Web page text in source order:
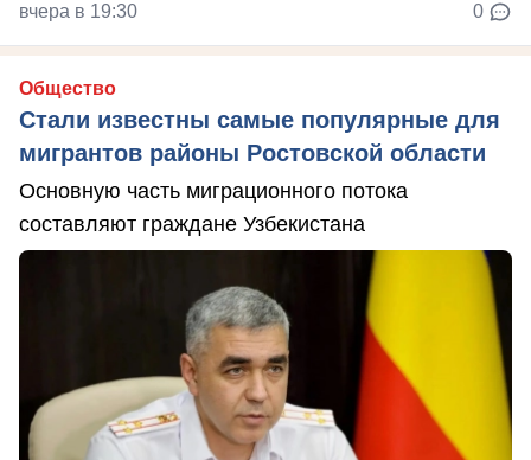
вчера в 19:30 0
Общество
Стали известны самые популярные для
мигрантов районы Ростовской области
Основную часть миграционного потока
составляют граждане Узбекистана